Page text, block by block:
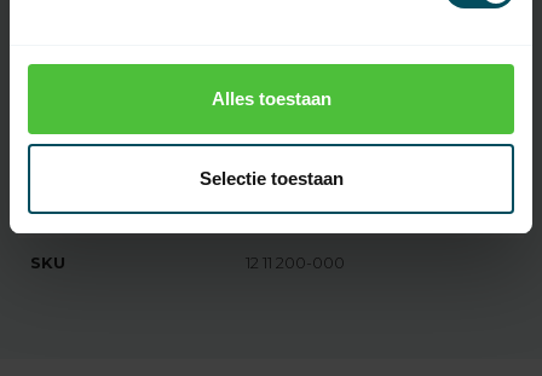
Alles toestaan
Selectie toestaan
Eigenschaften
EAN Code 7432257169125
SKU 12 11 200-000